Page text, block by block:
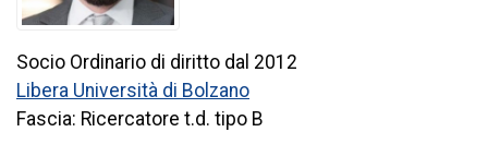
Socio Ordinario di diritto dal 2012
Libera Università di Bolzano
Fascia: Ricercatore t.d. tipo B